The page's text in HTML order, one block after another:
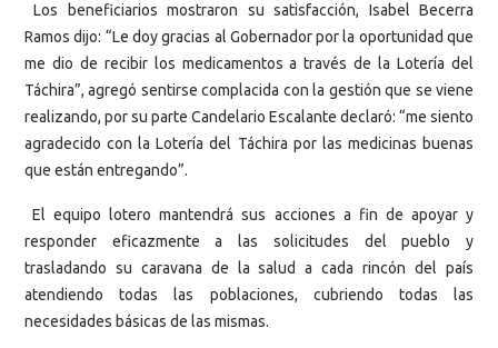
Los beneficiarios mostraron su satisfacción, Isabel Becerra
Ramos dijo: “Le doy gracias al Gobernador por la oportunidad que
me dio de recibir los medicamentos a través de la Lotería del
Táchira”, agregó sentirse complacida con la gestión que se viene
realizando, por su parte Candelario Escalante declaró: “me siento
agradecido con la Lotería del Táchira por las medicinas buenas
que están entregando”.
El equipo lotero mantendrá sus acciones a fin de apoyar y
responder eficazmente a las solicitudes del pueblo y
trasladando su caravana de la salud a cada rincón del país
atendiendo todas las poblaciones, cubriendo todas las
necesidades básicas de las mismas.